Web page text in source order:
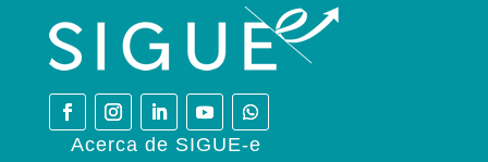
Acerca de SIGUE-e